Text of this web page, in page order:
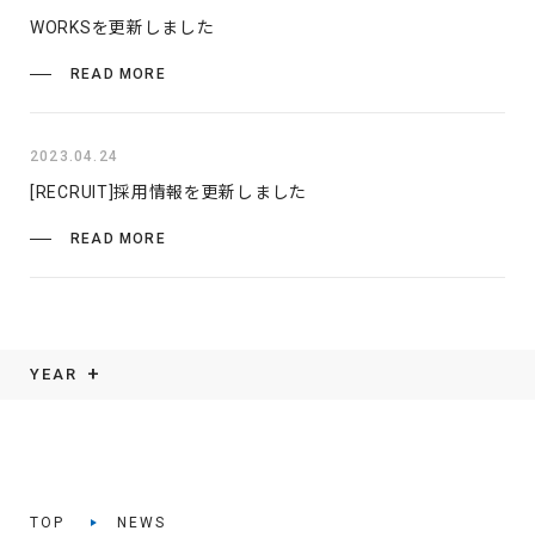
WORKSを更新しました
READ MORE
2023.04.24
[RECRUIT]採用情報を更新しました
READ MORE
YEAR
TOP NEWS